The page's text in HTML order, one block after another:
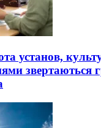
установ,
звертаються